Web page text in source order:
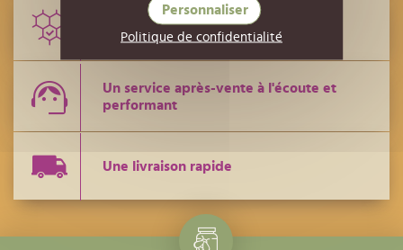
Des conseils de techniciens
Un service après-vente à l'écoute et
performant
Une livraison rapide
Personnaliser
Politique de confidentialité